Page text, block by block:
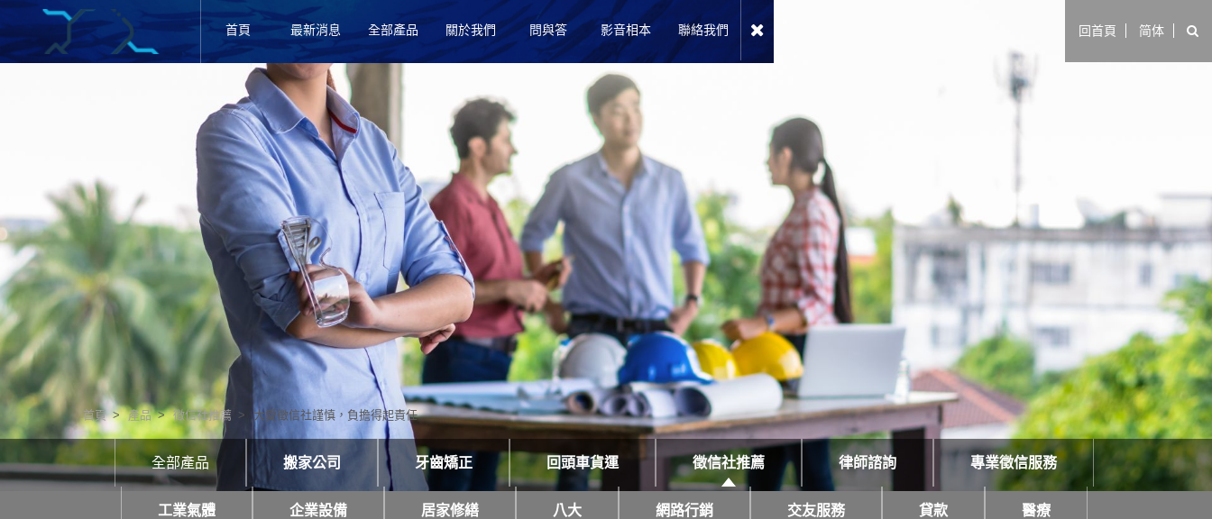
首頁 最新消息 全部產品 關於我們 問與答 影音相本 聯絡我們 回首頁 简体
首頁 產品 徵信社推薦 大愛徵信社謹慎，負擔得起責任
全部產品 搬家公司 牙齒矯正 回頭車貨運 徵信社推薦 律師諮詢 專業徵信服務
工業氣體 企業設備 居家修繕 八大 網路行銷 交友服務 貸款 醫療